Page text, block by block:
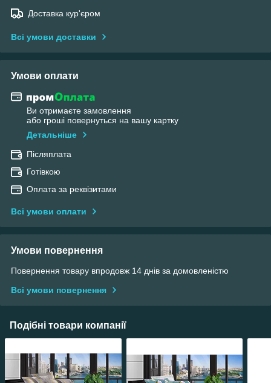
Доставка кур'єром
Всі умови доставки
Умови оплати
Ви отримаєте замовлення
або гроші повернуться на вашу картку
Детальніше
Післяплата
Готівкою
Оплата за реквізитами
Всі умови оплати
Умови повернення
Повернення товару впродовж 14 днів за домовленістю
Всі умови повернення
Подібні товари компанії